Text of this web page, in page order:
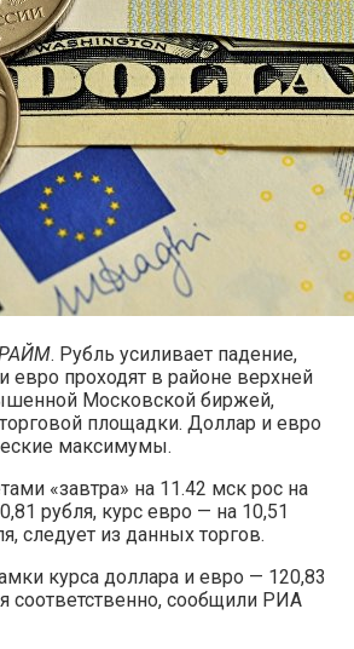
. Рубль усиливает падение,
евро проходят в районе верхней
Московской биржей,
площадки. Доллар и евро
максимумы.
«завтра» на 11.42 мск рос на
рубля, курс евро — на 10,51
следует из данных торгов.
курса доллара и евро — 120,83
соответственно, сообщили РИА